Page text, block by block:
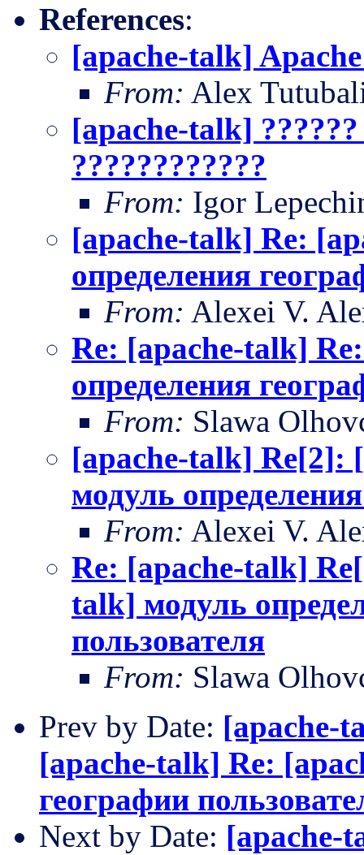
References:
[apache-talk]
From: Alex
[apache-talk]
????????????
From: Igor
[apache-talk] Re:
определения
From: Alexei V.
Re: [apache-talk]
определения
From: Slawa
[apache-talk] Re[2]:
модуль
From: Alexei V.
Re: [apache-talk]
talk] модуль
пользователя
From: Slawa
Prev by Date: [apache-
[apache-talk] Re:
географии
Next by Date: [apache-